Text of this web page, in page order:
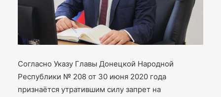
Согласно Указу Главы Донецкой Народной
Республики № 208 от 30 июня 2020 года
признаётся утратившим силу запрет на